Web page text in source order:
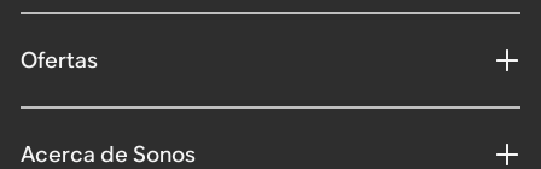
Ofertas
Acerca de Sonos